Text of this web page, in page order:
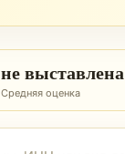
Средняя оценка
не выставлена